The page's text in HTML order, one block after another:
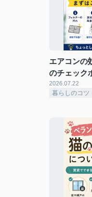
エアコンの
のチェック
2026.07.22
暮らしのコツ